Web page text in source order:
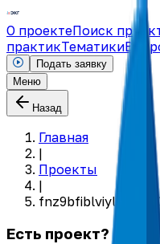
О проектеПоиск
практикТематики
Подать заявку
Меню
Назад
Главная
|
Проекты
|
Есть проект?